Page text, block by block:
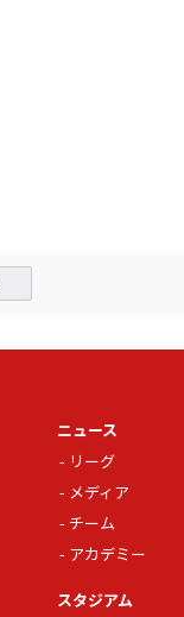
ニュース
リーグ
メディア
チーム
アカデミー
スタジアム